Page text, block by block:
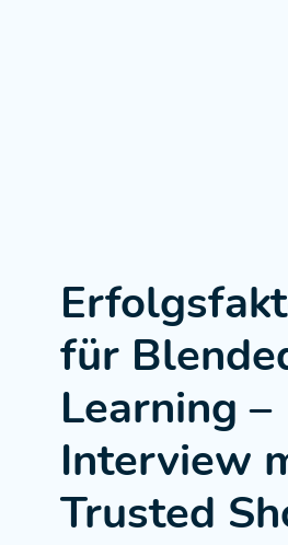
für
Learning –
Interview
Trusted